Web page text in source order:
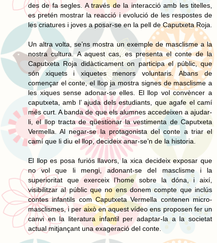
des de fa segles. A través de la interacció amb les titelles,
es pretén mostrar la reacció i evolució de les respostes de
les criatures i joves a posar-se en la pell de Caputxeta Roja.
Un altra volta, se’ns mostra un exemple de masclisme a la
nostra cultura. A aquest cas, es presenta el conte de la
Caputxeta Roja didàcticament on participa el públic, que
són xiquets i xiquetes menors voluntaris. Abans de
començar el conte, el llop ja mostra signes de masclisme a
les xiques sense adonar-se elles. El llop vol convèncer a
caputxeta, amb l’ ajuda dels estudiants, que agafe el camí
més curt. A banda de que els alumnes accedeixen a ajudar-
li, el llop tracta de qüestionar la vestimenta de Caputxeta
Vermella. Al negar-se la protagonista del conte a triar el
camí que li diu el llop, decideix anar-se’n de la historia.
El llop es posa furiós llavors, la xica decideix exposar que
no vol que li mengi, adonant-se del masclisme i la
superioritat que exerceix l’home sobre la dóna, i així,
visibilitzar al públic que no ens donem compte que inclús
contes infantils com Caputxeta Vermella contenen micro-
masclismes, i per això en aquest vídeo ens proposen fer un
canvi en la literatura infantil per adaptar-la a la societat
actual mitjançant una exageració del conte.